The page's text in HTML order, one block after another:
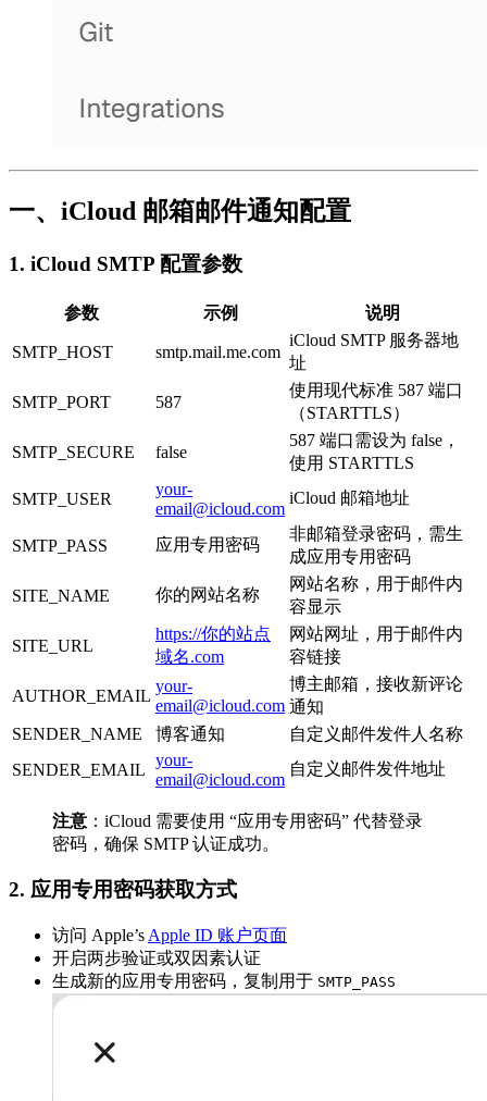
一、iCloud 邮箱邮件通知配置
1. iCloud SMTP 配置参数
参数 示例 说明
SMTP_HOST smtp.mail.me.com
iCloud SMTP 服务器地
址
SMTP_PORT 587
使用现代标准 587 端口
（STARTTLS）
SMTP_SECURE false
587 端口需设为 false，
使用 STARTTLS
SMTP_USER
your-
email@icloud.com
iCloud 邮箱地址
SMTP_PASS 应用专用密码
非邮箱登录密码，需生
成应用专用密码
SITE_NAME 你的网站名称
网站名称，用于邮件内
容显示
SITE_URL
https://你的站点
域名.com
网站网址，用于邮件内
容链接
AUTHOR_EMAIL
your-
email@icloud.com
博主邮箱，接收新评论
通知
SENDER_NAME
博客通知
自定义邮件发件人名称
SENDER_EMAIL
your-
email@icloud.com
自定义邮件发件地址
注意 ：iCloud 需要使用 “应用专用密码” 代替登录
密码，确保 SMTP 认证成功。
2. 应用专用密码获取方式
访问 Apple’s Apple ID 账户页面
开启两步验证或双因素认证
生成新的应用专用密码，复制用于 SMTP_PASS